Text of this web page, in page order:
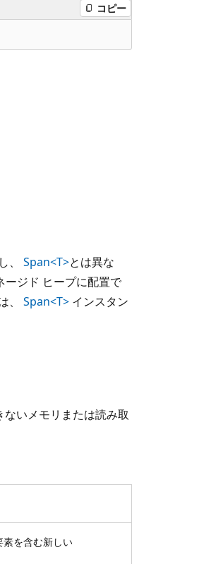
コピー
、Span<T>とは異な
ージド ヒープに配置で
、Span<T> インスタン
いメモリまたは読み取
を含む新しい